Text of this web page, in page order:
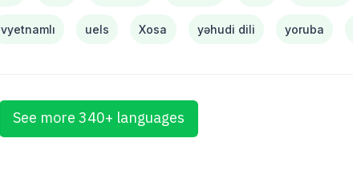
vyetnamlı uels Xosa yəhudi dili yoruba
See more 340+ languages